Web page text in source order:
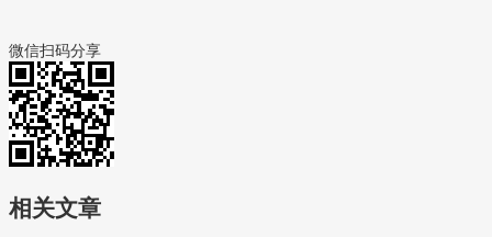
微信扫码分享
相关文章